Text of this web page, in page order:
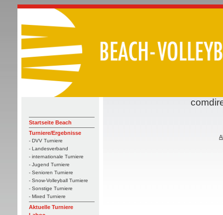
Startseite Beach
Turniere/Ergebnisse
- DVV Turniere
- Landesverband
- internationale Turniere
- Jugend Turniere
- Senioren Turniere
- Snow-Volleyball Turniere
- Sonstige Turniere
- Mixed Turniere
Aktuelle Turniere